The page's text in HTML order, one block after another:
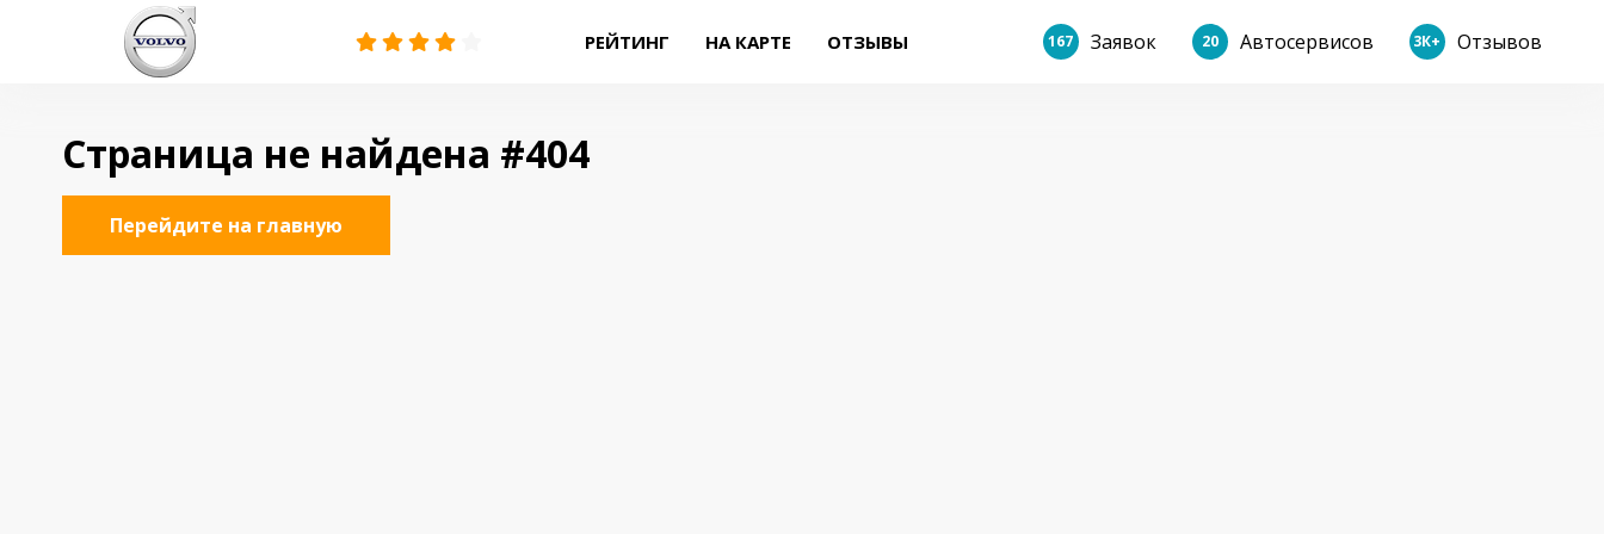
РЕЙТИНГ НА КАРТЕ ОТЗЫВЫ 167 Заявок 20 Автосервисов 3К+ Отзывов
Страница не найдена #404
Перейдите на главную